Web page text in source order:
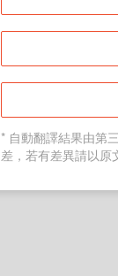
* 自動翻譯結果由第
差，若有差異請以原